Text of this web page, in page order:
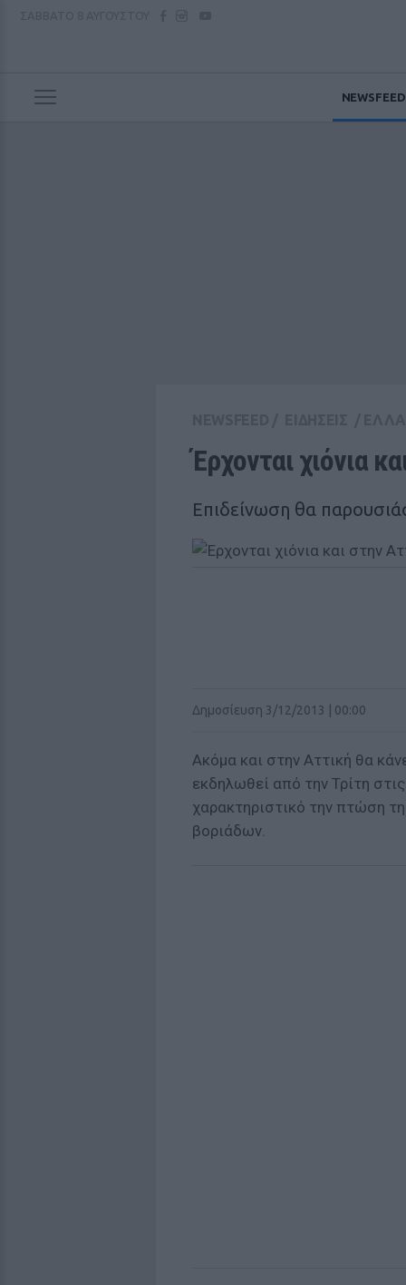
NEWSFEED
Έρχονται χιόνια
Επιδείνωση θα
Δημοσίευση 3/12/2013 | 00:00
Ακόμα και στην Αττική θα
εκδηλωθεί από την Τρίτη
χαρακτηριστικό την πτώση
βοριάδων.